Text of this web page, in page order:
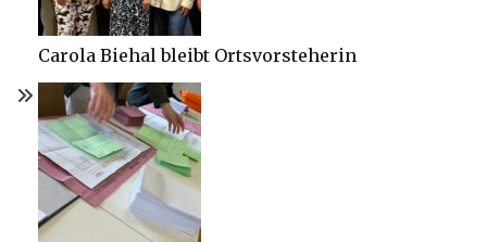
Carola Biehal bleibt Ortsvorsteherin